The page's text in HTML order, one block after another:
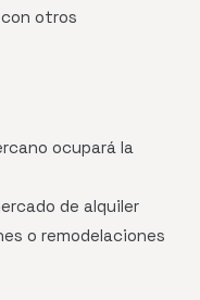
otros
ocupará la
de alquiler
o remodelaciones